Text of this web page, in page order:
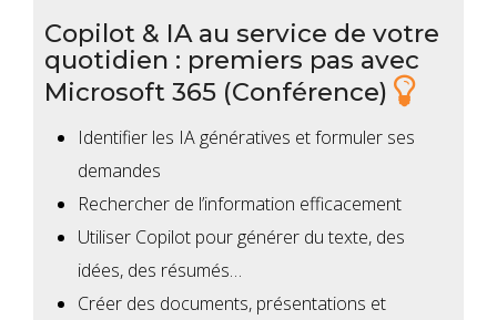
Copilot & IA au service de votre
quotidien : premiers pas avec
Microsoft 365 (Conférence)
Identifier les IA génératives et formuler ses
demandes
Rechercher de l’information efficacement
Utiliser Copilot pour générer du texte, des
idées, des résumés…
Créer des documents, présentations et